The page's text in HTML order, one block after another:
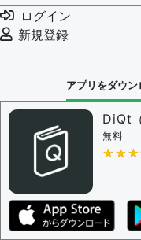
ログイン
新規登録
アプリをダウン
DiQt
無料